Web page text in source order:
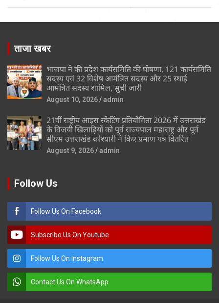
ताजा खबर
भाजपा ने की प्रदेश कार्यसमिति की घोषणा, 121 कार्यसमिति
सदस्य एवं 32 विशेष आमंत्रित सदस्य और 25 स्थाई
आमंत्रित सदस्य शामिल, सुची जारी
August 10, 2026 admin
21वीं राष्ट्रीय आइस स्केटिंग प्रतियोगिता 2026 में उत्तराखंड
के विजयी खिलाड़ियों को पूर्व राज्यपाल महाराष्ट्र और पूर्व
सीएम उत्तराखंड कोश्यारी ने किए प्रमाण पत्र वितरित
August 9, 2026 admin
Follow Us
Follow Us On Facebook
Subscribe Us On Youtube
Follow Us On Instagram
Contact Us On WhatsApp